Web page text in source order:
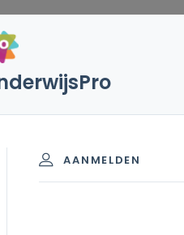
2de graad
AANMELDEN